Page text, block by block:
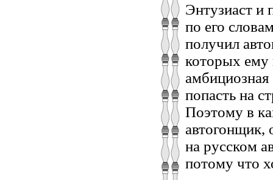
Энтузиаст и
по его
получил
которых ему
попасть на
Поэтому в
автогонщик,
на русском
потому что